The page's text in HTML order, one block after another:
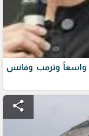
واسعاً وترمب وفانس
share